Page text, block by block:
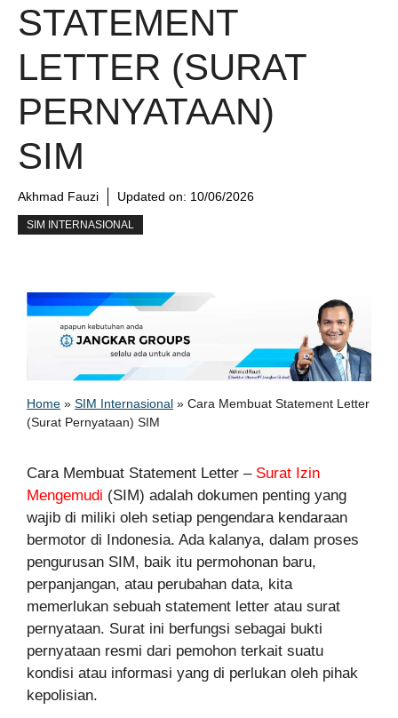
STATEMENT
LETTER (SURAT
PERNYATAAN)
SIM
Akhmad Fauzi Updated on: 10/06/2026
SIM INTERNASIONAL
Home » SIM Internasional » Cara Membuat Statement Letter
(Surat Pernyataan) SIM
Cara Membuat Statement Letter –Surat Izin
Mengemudi (SIM) adalah dokumen penting yang
wajib di miliki oleh setiap pengendara kendaraan
bermotor di Indonesia. Ada kalanya, dalam proses
pengurusan SIM, baik itu permohonan baru,
perpanjangan, atau perubahan data, kita
memerlukan sebuah statement letter atau surat
pernyataan. Surat ini berfungsi sebagai bukti
pernyataan resmi dari pemohon terkait suatu
kondisi atau informasi yang di perlukan oleh pihak
kepolisian.